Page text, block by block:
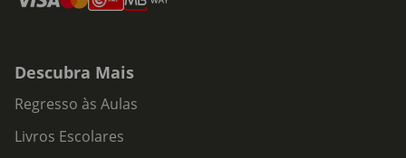
Descubra Mais
Regresso às Aulas
Livros Escolares